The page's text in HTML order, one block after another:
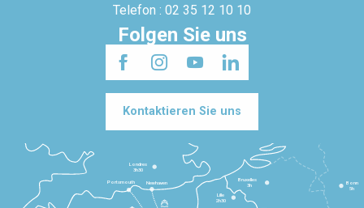
Telefon : 02 35 12 10 10
Folgen Sie uns
Kontaktieren Sie uns
Lille
2h30
Bruxelles
3h
Londres
3h30
Newhaven
Portsmouth
Bonn
5h